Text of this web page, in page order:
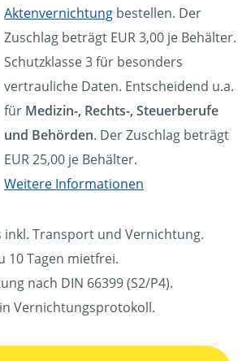
Aktenvernichtung bestellen. Der
Zuschlag beträgt EUR 3,00 je Behälter.
Schutzklasse 3 für besonders
vertrauliche Daten. Entscheidend u.a.
für Medizin-, Rechts-, Steuerberufe
und Behörden. Der Zuschlag beträgt
EUR 25,00 je Behälter.
Weitere Informationen
inkl. Transport und Vernichtung.
10 Tagen mietfrei.
nach DIN 66399 (S2/P4).
Vernichtungsprotokoll.